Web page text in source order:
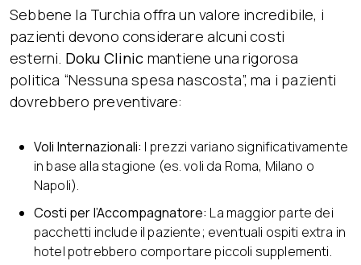
Sebbene la Turchia offra un valore incredibile, i
pazienti devono considerare alcuni costi
esterni. Doku Clinic mantiene una rigorosa
politica “Nessuna spesa nascosta”, ma i pazienti
dovrebbero preventivare:
Voli Internazionali: I prezzi variano significativamente
in base alla stagione (es. voli da Roma, Milano o
Napoli).
Costi per l’Accompagnatore: La maggior parte dei
pacchetti include il paziente; eventuali ospiti extra in
hotel potrebbero comportare piccoli supplementi.